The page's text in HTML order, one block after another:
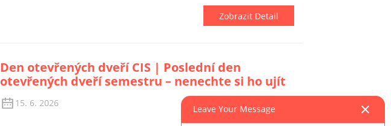
Zobrazit Detail
Den otevřených dveří CIS | Poslední den
otevřených dveří semestru – nenechte si ho ujít
15. 6. 2026
Leave Your Message